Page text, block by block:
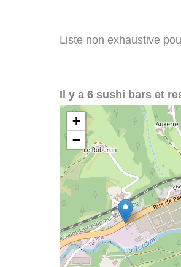
Liste non exhaustive
Il y a 6 sushi bars et
+
−